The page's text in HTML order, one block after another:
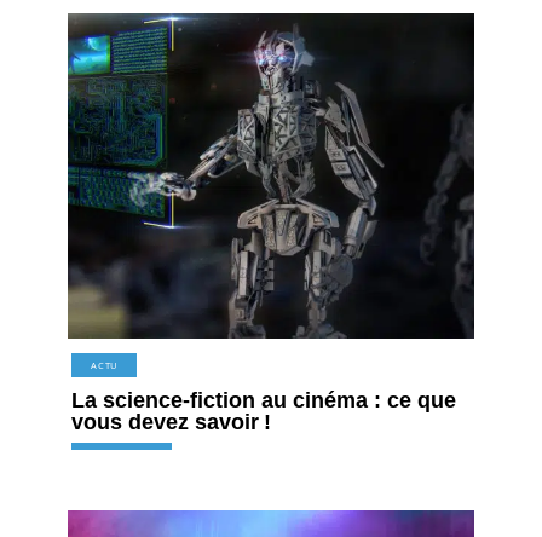
ACTU
La science-fiction au cinéma : ce que
vous devez savoir !